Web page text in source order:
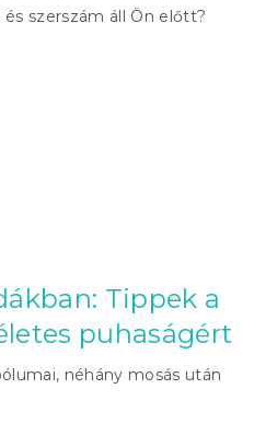
szerszám áll Ön előtt?
Tippek a
puhaságért
néhány mosás után